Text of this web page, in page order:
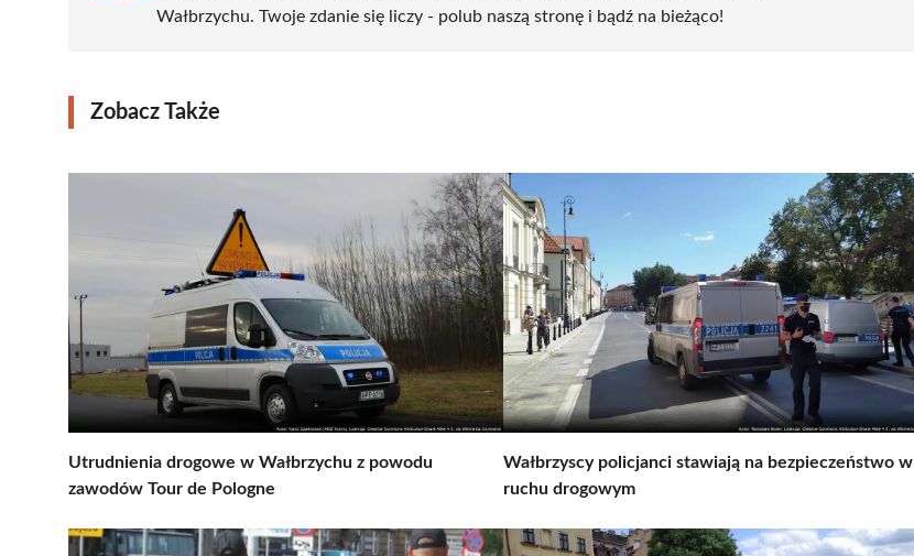
Wałbrzychu. Twoje zdanie się liczy - polub naszą stronę i bądź na bieżąco!
Zobacz Także
Utrudnienia drogowe w Wałbrzychu z powodu
zawodów Tour de Pologne
Wałbrzyscy policjanci stawiają na bezpieczeństwo w
ruchu drogowym